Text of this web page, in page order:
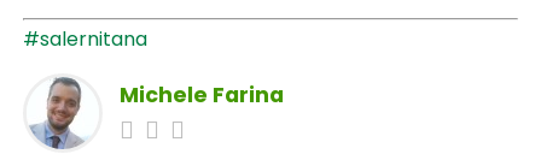
#salernitana
Michele Farina